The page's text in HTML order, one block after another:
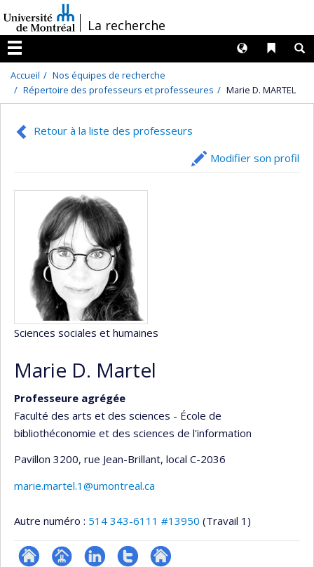
au
contenu
/La recherche
Menu
Liens
Langues
Accueil
Nos équipes de recherche
Répertoire des professeurs et professeures
Marie D. MARTEL
Retour à la liste des professeurs
Modifier son profil
Sciences sociales et humaines
Marie D. Martel
Professeure agrégée
Faculté des arts et des sciences - École de
bibliothéconomie et des sciences de l'information
Pavillon 3200, rue Jean-Brillant, local C-2036
marie.martel.1@umontreal.ca
Autre numéro : 514 343-6111 #13950 (Travail 1)